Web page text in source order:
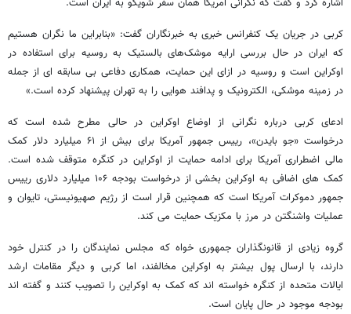
اشاره کرد و گفت که نگرانی آمریکا همان سفر شویگو به ایران است.
کربی در جریان یک کنفرانس خبری به خبرنگاران گفت: «بنابراین ما نگران هستیم
که ایران در حال بررسی ارایه موشک‌های بالستیک به روسیه برای استفاده در
اوکراین است و روسیه در ازای این حمایت، همکاری دفاعی بی سابقه ای از جمله
در زمینه موشکی، الکترونیک و پدافند هوایی را به تهران پیشنهاد کرده است.»
ادعای کربی درباره نگرانی از اوضاع اوکراین در حالی مطرح شده است که
درخواست «جو بایدن»، رییس جمهور آمریکا برای بیش از ۶۱ میلیارد دلار کمک
مالی اضطراری آمریکا برای ادامه حمایت از اوکراین در کنگره متوقف شده است.
کمک های اضافی به اوکراین بخشی از درخواست بودجه ۱۰۶ میلیارد دلاری رییس
جمهور دموکرات آمریکا است که همچنین قرار است از رژیم صهیونیستی، تایوان و
عملیات واشنگتن در مرز با مکزیک حمایت می کند.
گروه زیادی از قانونگذاران جمهوری خواه که مجلس نمایندگان را در کنترل خود
دارند، با ارسال پول بیشتر به اوکراین مخالفند، اما کربی و دیگر مقامات ارشد
ایالات متحده از کنگره خواسته اند که کمک به اوکراین را تصویب کنند و گفته اند
بودجه موجود در حال پایان است.